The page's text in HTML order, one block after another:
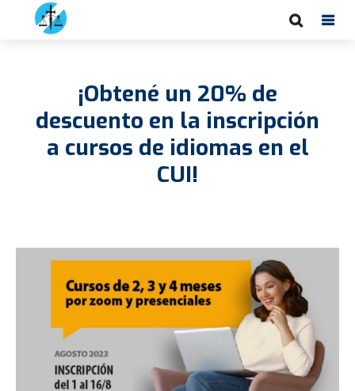
¡Obtené un 20% de
descuento en la inscripción
a cursos de idiomas en el
CUI!